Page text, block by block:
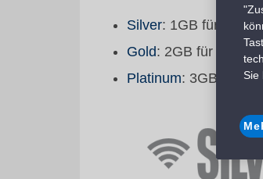
Silver: 1GB für
,
Gold: 2GB für 13.50€
Platinum: 3GB für
Sie